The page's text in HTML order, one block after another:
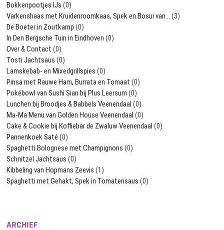
Bokkenpootjes IJs (0)
Varkenshaas met Kruidenroomkaas, Spek en Bosui van… (3)
De Boeter in Zoutkamp (0)
In Den Bergsche Tuin in Eindhoven (0)
Over & Contact (0)
Tosti Jachtsaus (0)
Lamskebab- en Mixedgrillspies (0)
Pinsa met Rauwe Ham, Burrata en Tomaat (0)
Pokébowl van Sushi Sian bij Plus Leersum (0)
Lunchen bij Broodjes & Babbels Veenendaal (0)
Ma-Ma Menu van Golden House Veenendaal (0)
Cake & Cookie bij Koffiebar de Zwaluw Veenendaal (0)
Pannenkoek Saté (0)
Spaghetti Bolognese met Champignons (0)
Schnitzel Jachtsaus (0)
Kibbeling van Hopmans Zeevis (1)
Spaghetti met Gehakt, Spek in Tomatensaus (0)
ARCHIEF